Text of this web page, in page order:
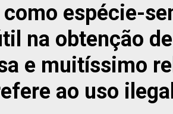
espécie-
na obtenção
e muitíssimo
ao uso